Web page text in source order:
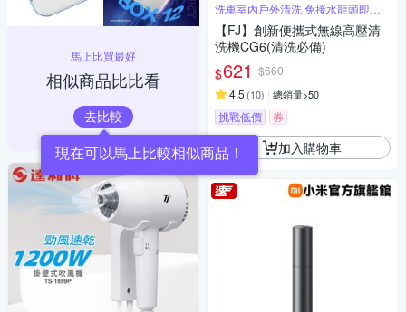
馬上比買最好
相似商品比比看
去比較
洗車室內戶外清洗 免接水龍頭即可
高壓清洗
【FJ】創新便攜式無線高壓清
洗機CG6(清洗必備)
$621 $660
4.5 (10) 總銷量>50
挑戰低價 券
加入購物車